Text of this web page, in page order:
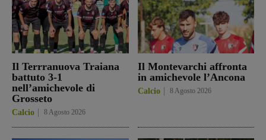
Il Terrranuova Traiana
battuto 3-1
nell’amichevole di
Grosseto
Calcio 8 Agosto 2026
Il Montevarchi affronta
in amichevole l’Ancona
Calcio 8 Agosto 2026